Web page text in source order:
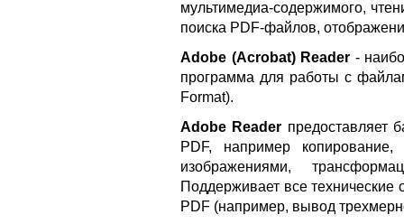
мультимедиа-содержимого,
поиска PDF-файлов,
Adobe (Acrobat) Reader -
программа для работы с
Format).
Adobe Reader предоставляет
PDF, например копирование,
изображениями,
Поддерживает все технические
PDF (например, вывод